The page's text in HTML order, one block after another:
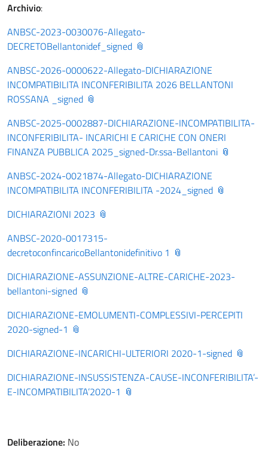
Archivio:
ANBSC-2023-0030076-Allegato-
DECRETOBellantonidef_signed
ANBSC-2026-0000622-Allegato-DICHIARAZIONE
INCOMPATIBILITA INCONFERIBILITA 2026 BELLANTONI
ROSSANA _signed
ANBSC-2025-0002887-DICHIARAZIONE-INCOMPATIBILITA-
INCONFERIBILITA- INCARICHI E CARICHE CON ONERI
FINANZA PUBBLICA 2025_signed-Dr.ssa-Bellantoni
ANBSC-2024-0021874-Allegato-DICHIARAZIONE
INCOMPATIBILITA INCONFERIBILITA -2024_signed
DICHIARAZIONI 2023
ANBSC-2020-0017315-
decretoconfincaricoBellantonidefinitivo 1
DICHIARAZIONE-ASSUNZIONE-ALTRE-CARICHE-2023-
bellantoni-signed
DICHIARAZIONE-EMOLUMENTI-COMPLESSIVI-PERCEPITI
2020-signed-1
DICHIARAZIONE-INCARICHI-ULTERIORI 2020-1-signed
DICHIARAZIONE-INSUSSISTENZA-CAUSE-INCONFERIBILITA’-
E-INCOMPATIBILITA’2020-1
Deliberazione: No